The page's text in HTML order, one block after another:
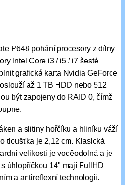
P648 pohání procesory z dílny
Intel Core i3 / i5 / i7 šesté
grafická karta Nvidia GeForce
až 1 TB HDD nebo 512
být zapojeny do RAID 0, čímž
a slitiny hořčíku a hliníku váží
tloušťka je 2,12 cm. Klasická
velikosti je voděodolná a je
úhlopříčkou 14" mají FullHD
a antireflexní technologií.